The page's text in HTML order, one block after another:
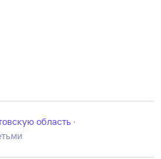
область ·